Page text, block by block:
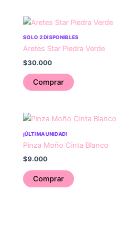
SOLO 2 DISPONIBLES
Aretes Star Piedra Verde
$30.000
Comprar
¡ÚLTIMA UNIDAD!
Pinza Moño Cinta Blanco
$9.000
Comprar